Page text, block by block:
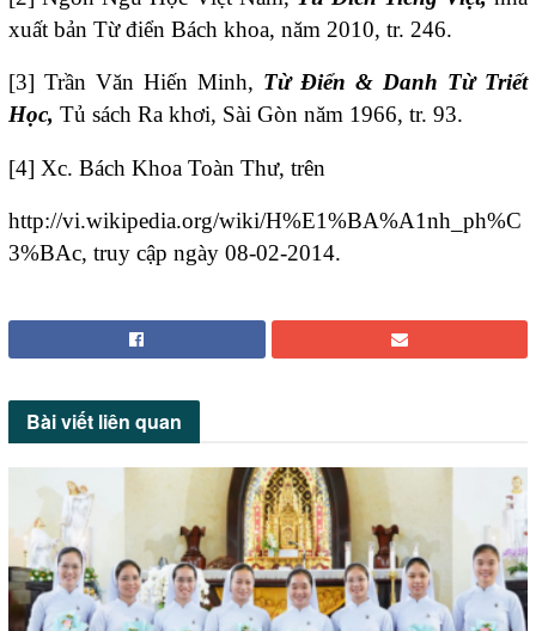
xuất bản Từ điển Bách khoa, năm 2010, tr. 246.
[3] Trần Văn Hiến Minh, Từ Điển & Danh Từ Triết
Học, Tủ sách Ra khơi, Sài Gòn năm 1966, tr. 93.
[4] Xc. Bách Khoa Toàn Thư, trên
http://vi.wikipedia.org/wiki/H%E1%BA%A1nh_ph%C
3%BAc, truy cập ngày 08-02-2014.
Bài viết liên quan